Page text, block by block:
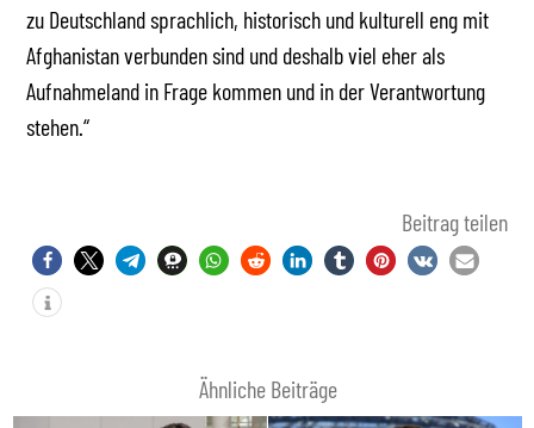
zu Deutschland sprachlich, historisch und kulturell eng mit
Afghanistan verbunden sind und deshalb viel eher als
Aufnahmeland in Frage kommen und in der Verantwortung
stehen.“
Beitrag teilen
Ähnliche Beiträge